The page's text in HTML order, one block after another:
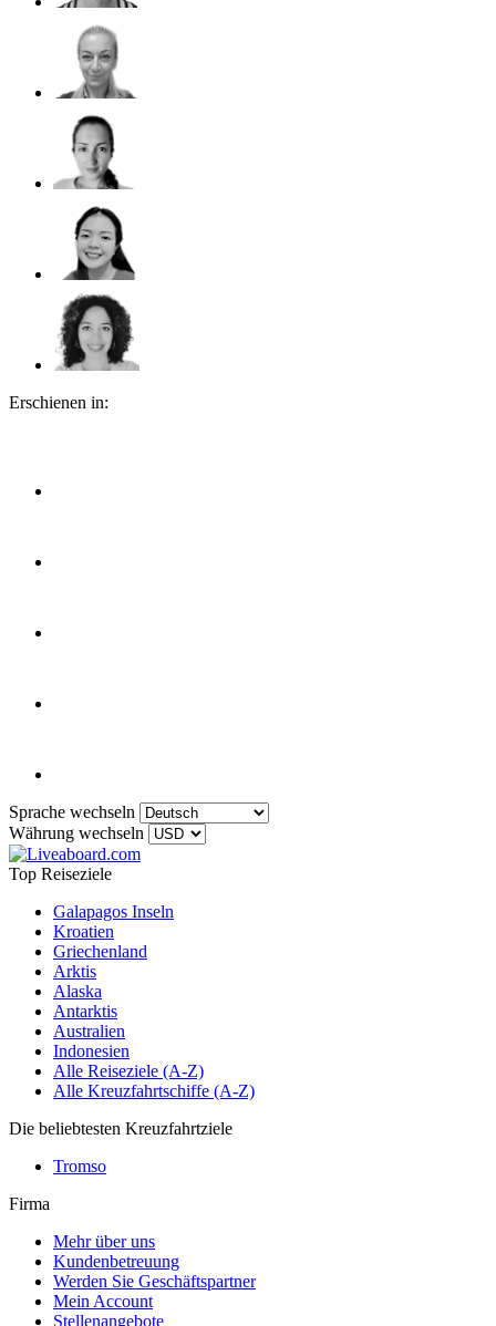
Erschienen in:
Sprache wechseln
Währung wechseln
Top Reiseziele
Galapagos Inseln
Kroatien
Griechenland
Arktis
Alaska
Antarktis
Australien
Indonesien
Alle Reiseziele (A-Z)
Alle Kreuzfahrtschiffe (A-Z)
Die beliebtesten Kreuzfahrtziele
Tromso
Firma
Mehr über uns
Kundenbetreuung
Werden Sie Geschäftspartner
Mein Account
Stellenangebote